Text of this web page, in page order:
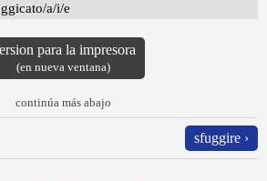
a/i/e
para la impresora
(en nueva ventana)
continúa más abajo
sfuggire ›